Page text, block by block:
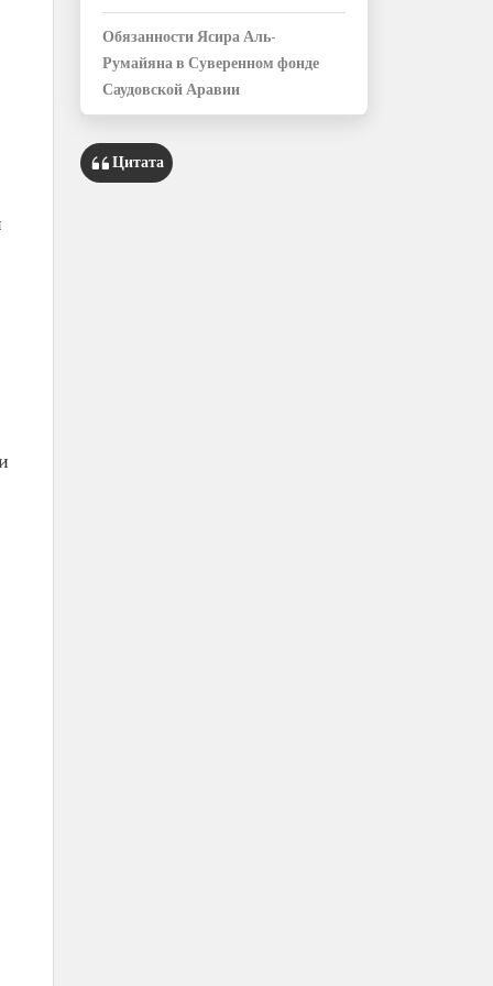
Обязанности Ясира Аль-
Румайяна в Суверенном фонде
Саудовской Аравии
Цитата